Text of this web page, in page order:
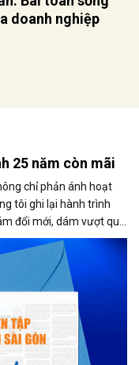
doanh nghiệp
25 năm còn mãi
chỉ phản ánh hoạt
tôi ghi lại hành trình
đổi mới, dám vượt qua